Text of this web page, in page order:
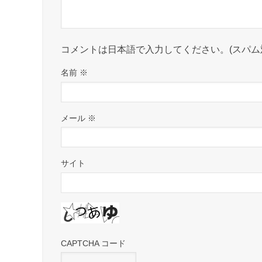
コメントは日本語で入力してください。(スパ
名前 ※
メール ※
サイト
CAPTCHA コード